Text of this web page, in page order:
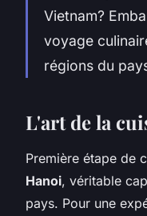
Vietnam?
voyage
régions du
L'art de la
Première étape de
Hanoi, véritable
pays. Pour une